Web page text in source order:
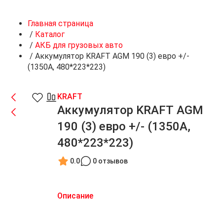
Главная страница
/ Каталог
/ АКБ для грузовых авто
/ Аккумулятор KRAFT AGM 190 (3) евро +/-
(1350A, 480*223*223)
KRAFT
Аккумулятор KRAFT AGM
190 (3) евро +/- (1350A,
480*223*223)
0.0 0 отзывов
Описание